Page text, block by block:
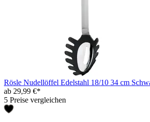
Rösle Nudellöffel Edelstahl 18/10 34 cm
ab 29,99 €*
5 Preise vergleichen